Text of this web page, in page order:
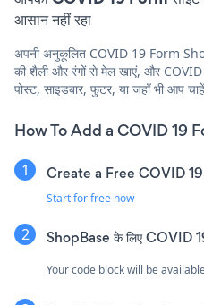
आसान नहीं रहा
अपनी अनुकूलित COVID 19 Form
की शैली और रंगों से मेल खाएं, और
पोस्ट, साइडबार, फुटर, या जहाँ भी आप
How To Add a COVID 19
Create a Free COVID
Start for free now
ShopBase के लिए COVID
Your code block will be